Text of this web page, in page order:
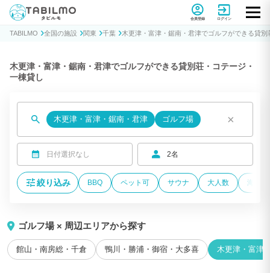
貸別荘コテージ・一棟貸し宿泊予約サイトTABILMO(タビルモ)
会員登録 ログイン
TABILMO 全国の施設 関東 千葉 木更津・富津・鋸南・君津でゴルフができる貸
木更津・富津・鋸南・君津でゴルフができる貸別荘・コテージ・
一棟貸し
木更津・富津・鋸南・君津 ゴルフ場 ×
日付選択なし 2名
絞り込み BBQ ペット可 サウナ 大人数 海が
ゴルフ場 × 周辺エリアから探す
館山・南房総・千倉 鴨川・勝浦・御宿・大多喜 木更津・富津